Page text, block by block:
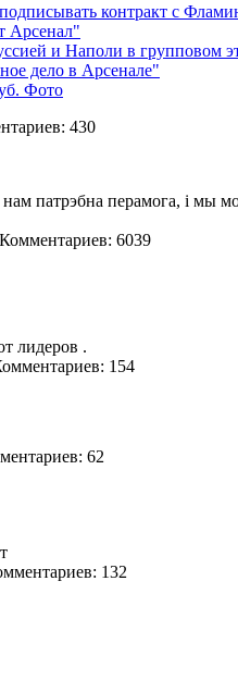
контракт с
Арсенал"
и Наполи в групповом
дело в Арсенале"
Фото
430
патрэбна перамога, і мы
6039
лидеров .
154
62
132